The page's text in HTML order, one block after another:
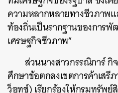
ความหลากหลายทางชีวภา
ท้องถิ่นเป็นรากฐานของการ
เศรษฐกิจชีวภาพ”
ส่วนนางสาวกรรณิการ์ กิ
ศึกษาข้อตกลงเขตการค้าเสรี
ว็อทช์) เรียกร้องให้กรมทรัพ